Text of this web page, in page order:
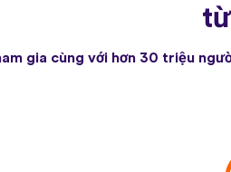
gia cùng với hơn 30 triệu